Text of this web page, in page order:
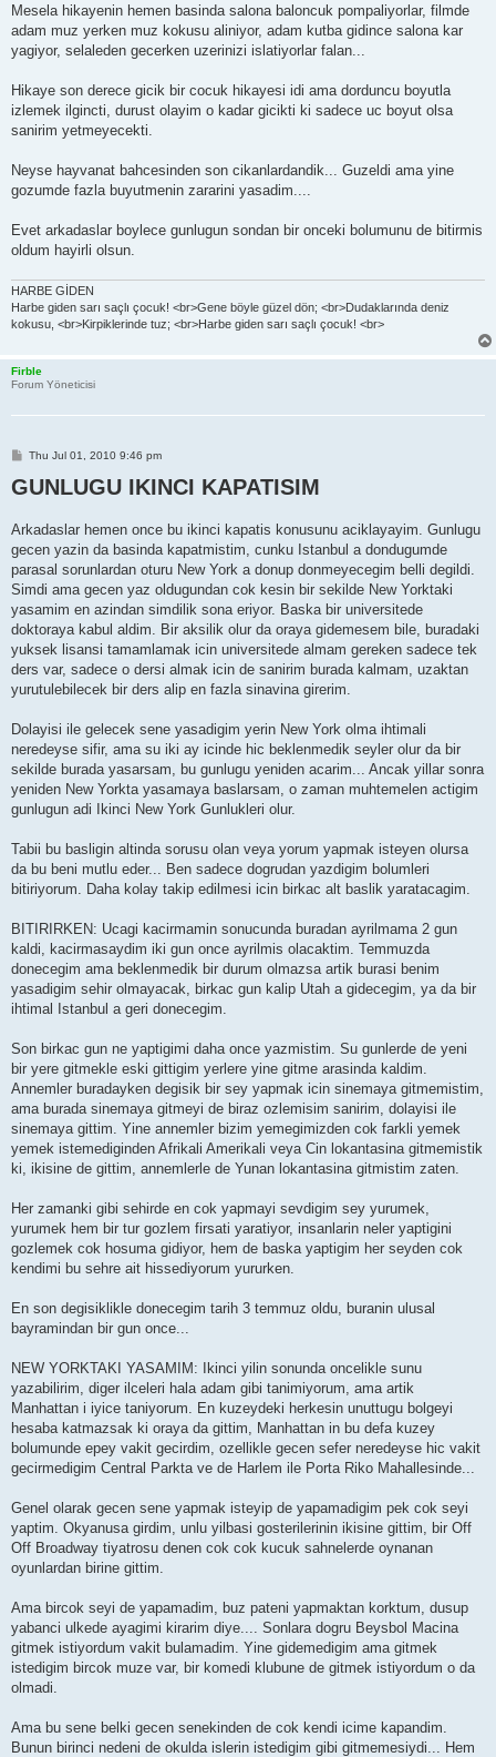
Mesela hikayenin hemen basinda salona baloncuk pompaliyorlar, filmde
adam muz yerken muz kokusu aliniyor, adam kutba gidince salona kar
yagiyor, selaleden gecerken uzerinizi islatiyorlar falan...
Hikaye son derece gicik bir cocuk hikayesi idi ama dorduncu boyutla
izlemek ilgincti, durust olayim o kadar gicikti ki sadece uc boyut olsa
sanirim yetmeyecekti.
Neyse hayvanat bahcesinden son cikanlardandik... Guzeldi ama yine
gozumde fazla buyutmenin zararini yasadim....
Evet arkadaslar boylece gunlugun sondan bir onceki bolumunu de bitirmis
oldum hayirli olsun.
HARBE GİDEN
Harbe giden sarı saçlı çocuk! <br>Gene böyle güzel dön; <br>Dudaklarında deniz
kokusu, <br>Kirpiklerinde tuz; <br>Harbe giden sarı saçlı çocuk! <br>
Firble
Forum Yöneticisi
P
s
t
Thu Jul 01, 2010 9:46 pm
GUNLUGU IKINCI KAPATISIM
Arkadaslar hemen once bu ikinci kapatis konusunu aciklayayim. Gunlugu
gecen yazin da basinda kapatmistim, cunku Istanbul a dondugumde
parasal sorunlardan oturu New York a donup donmeyecegim belli degildi.
Simdi ama gecen yaz oldugundan cok kesin bir sekilde New Yorktaki
yasamim en azindan simdilik sona eriyor. Baska bir universitede
doktoraya kabul aldim. Bir aksilik olur da oraya gidemesem bile, buradaki
yuksek lisansi tamamlamak icin universitede almam gereken sadece tek
ders var, sadece o dersi almak icin de sanirim burada kalmam, uzaktan
yurutulebilecek bir ders alip en fazla sinavina girerim.
Dolayisi ile gelecek sene yasadigim yerin New York olma ihtimali
neredeyse sifir, ama su iki ay icinde hic beklenmedik seyler olur da bir
sekilde burada yasarsam, bu gunlugu yeniden acarim... Ancak yillar sonra
yeniden New Yorkta yasamaya baslarsam, o zaman muhtemelen actigim
gunlugun adi Ikinci New York Gunlukleri olur.
Tabii bu basligin altinda sorusu olan veya yorum yapmak isteyen olursa
da bu beni mutlu eder... Ben sadece dogrudan yazdigim bolumleri
bitiriyorum. Daha kolay takip edilmesi icin birkac alt baslik yaratacagim.
BITIRIRKEN: Ucagi kacirmamin sonucunda buradan ayrilmama 2 gun
kaldi, kacirmasaydim iki gun once ayrilmis olacaktim. Temmuzda
donecegim ama beklenmedik bir durum olmazsa artik burasi benim
yasadigim sehir olmayacak, birkac gun kalip Utah a gidecegim, ya da bir
ihtimal Istanbul a geri donecegim.
Son birkac gun ne yaptigimi daha once yazmistim. Su gunlerde de yeni
bir yere gitmekle eski gittigim yerlere yine gitme arasinda kaldim.
Annemler buradayken degisik bir sey yapmak icin sinemaya gitmemistim,
ama burada sinemaya gitmeyi de biraz ozlemisim sanirim, dolayisi ile
sinemaya gittim. Yine annemler bizim yemegimizden cok farkli yemek
yemek istemediginden Afrikali Amerikali veya Cin lokantasina gitmemistik
ki, ikisine de gittim, annemlerle de Yunan lokantasina gitmistim zaten.
Her zamanki gibi sehirde en cok yapmayi sevdigim sey yurumek,
yurumek hem bir tur gozlem firsati yaratiyor, insanlarin neler yaptigini
gozlemek cok hosuma gidiyor, hem de baska yaptigim her seyden cok
kendimi bu sehre ait hissediyorum yururken.
En son degisiklikle donecegim tarih 3 temmuz oldu, buranin ulusal
bayramindan bir gun once...
NEW YORKTAKI YASAMIM: Ikinci yilin sonunda oncelikle sunu
yazabilirim, diger ilceleri hala adam gibi tanimiyorum, ama artik
Manhattan i iyice taniyorum. En kuzeydeki herkesin unuttugu bolgeyi
hesaba katmazsak ki oraya da gittim, Manhattan in bu defa kuzey
bolumunde epey vakit gecirdim, ozellikle gecen sefer neredeyse hic vakit
gecirmedigim Central Parkta ve de Harlem ile Porta Riko Mahallesinde...
Genel olarak gecen sene yapmak isteyip de yapamadigim pek cok seyi
yaptim. Okyanusa girdim, unlu yilbasi gosterilerinin ikisine gittim, bir Off
Off Broadway tiyatrosu denen cok cok kucuk sahnelerde oynanan
oyunlardan birine gittim.
Ama bircok seyi de yapamadim, buz pateni yapmaktan korktum, dusup
yabanci ulkede ayagimi kirarim diye.... Sonlara dogru Beysbol Macina
gitmek istiyordum vakit bulamadim. Yine gidemedigim ama gitmek
istedigim bircok muze var, bir komedi klubune de gitmek istiyordum o da
olmadi.
Ama bu sene belki gecen senekinden de cok kendi icime kapandim.
Bunun birinci nedeni de okulda islerin istedigim gibi gitmemesiydi... Hem